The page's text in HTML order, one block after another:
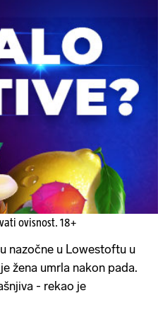
ovisnost. 18+
nazočne u Lowestoftu u
žena umrla nakon pada.
- rekao je